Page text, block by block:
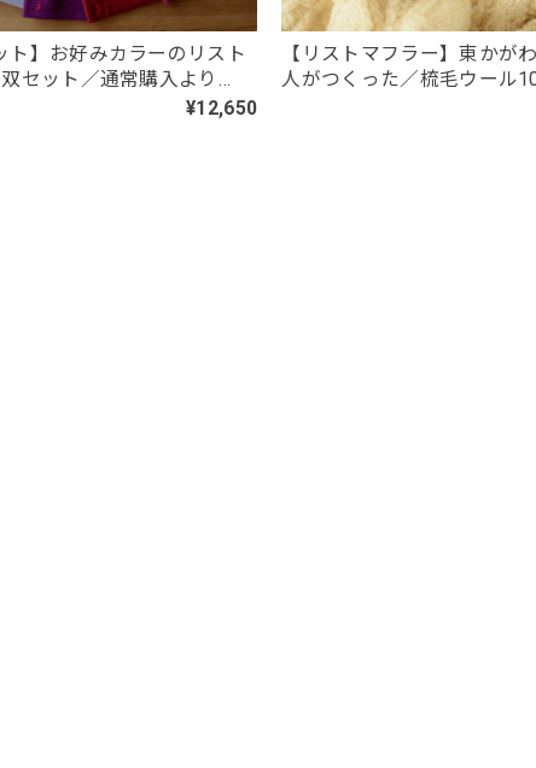
ロング／東かがわで一貫製造／UVケア／コットン100％
ト】お好みカラーのリスト
セット／通常購入より
¥12,650
【リストマフラー】東かが
人がつくった／梳毛ウール